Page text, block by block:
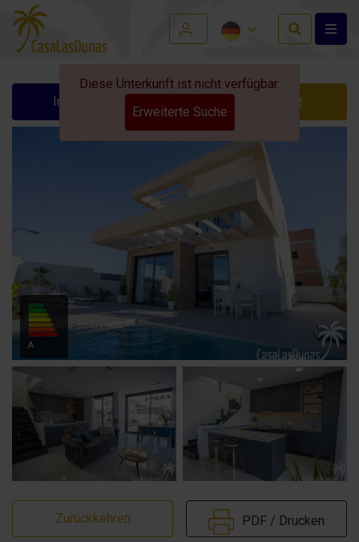
Info anfordern Kontakt
Diese Unterkunft ist nicht verfügbar.
Erweiterte Suche
A
Zurückkehren PDF / Drucken